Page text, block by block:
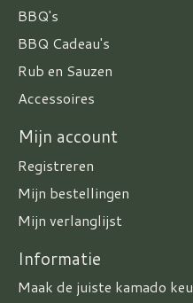
BBQ's
BBQ Cadeau's
Rub en Sauzen
Accessoires
Mijn account
Registreren
Mijn bestellingen
Mijn verlanglijst
Informatie
Maak de juiste kamado